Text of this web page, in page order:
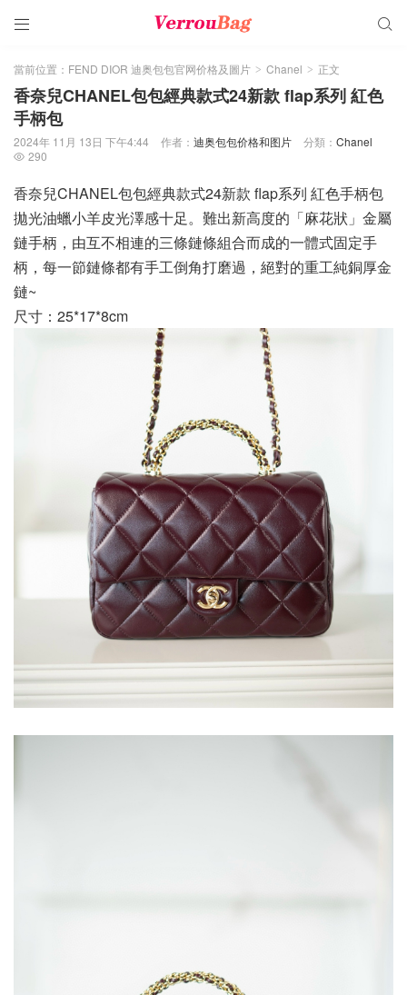
 
當前位置： FEND DIOR 迪奥包包官网价格及圖片 > Chanel > 正文
香奈兒CHANEL包包經典款式24新款 flap系列 紅色
手柄包
2024年 11月 13日 下午4:44 作者： 迪奥包包价格和图片 分類： Chanel
 290
香奈兒CHANEL包包經典款式24新款 flap系列 紅色手柄包
拋光油蠟小羊皮光澤感十足。難出新高度的「麻花狀」金屬
鏈手柄，由互不相連的三條鏈條組合而成的一體式固定手
柄，每一節鏈條都有手工倒角打磨過，絕對的重工純銅厚金
鏈~
尺寸：25*17*8cm